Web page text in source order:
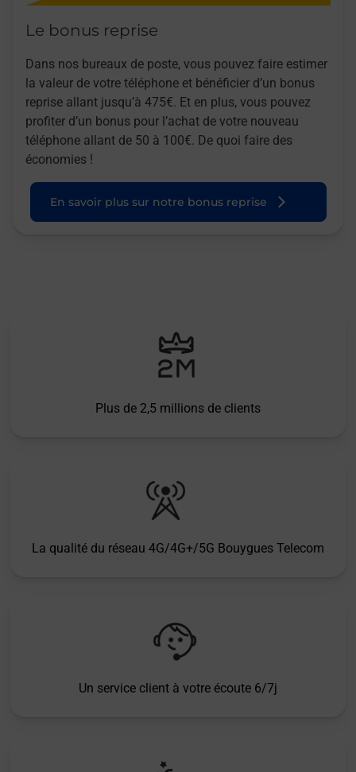
Le bonus reprise
Dans nos bureaux de poste, vous pouvez faire estimer
la valeur de votre téléphone et bénéficier d’un bonus
reprise allant jusqu’à 475€. Et en plus, vous pouvez
profiter d’un bonus pour l’achat de votre nouveau
téléphone allant de 50 à 100€. De quoi faire des
économies !
En savoir plus sur notre bonus reprise
Plus de 2,5 millions de clients
La qualité du réseau 4G/4G+/5G Bouygues Telecom
Un service client à votre écoute 6/7j